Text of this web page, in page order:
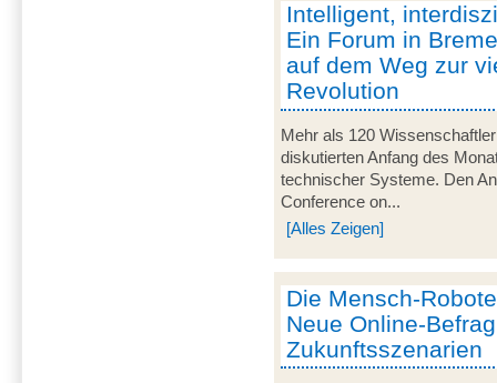
Intelligent,
Ein Forum in
auf dem Weg zur
Revolution
Mehr als 120
diskutierten Anfang des
technischer Systeme. Den
Conference on...
[Alles Zeigen]
Die Mensch-
Neue Online-
Zukunftsszenarien